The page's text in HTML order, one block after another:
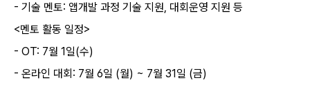
- 기술 멘토: 앱개발 과정 기술 지원, 대회운영 지원 등
<멘토 활동 일정>
- OT: 7월 1일(수)
- 온라인 대회: 7월 6일 (월) ~ 7월 31일 (금)